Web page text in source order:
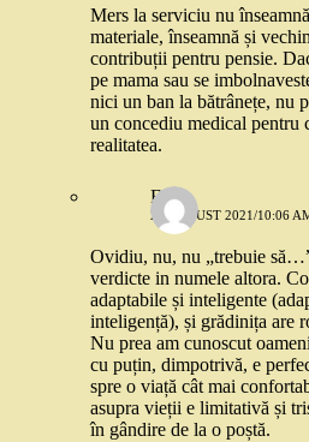
Mers la serviciu nu
materiale, înseamnă și
contribuții pentru pensie.
pe mama sau se
nici un ban la bătrânețe, nu
un concediu medical pentru
realitatea.
E.
22 AUGUST 2021/10:06
Ovidiu, nu, nu „trebuie
verdicte in numele altora.
adaptabile și inteligente
inteligență), și grădinița are
Nu prea am cunoscut
cu puțin, dimpotrivă, e
spre o viață cât mai
asupra vieții e limitativă și
în gândire de la o poștă.